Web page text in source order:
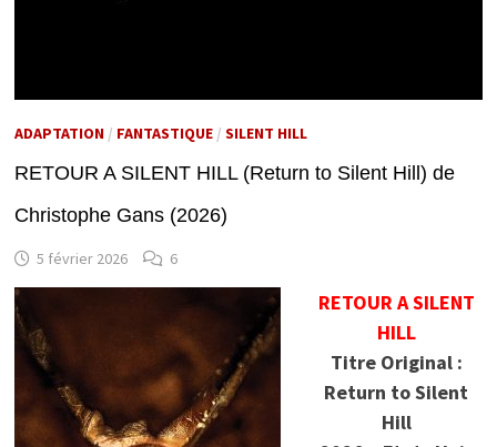
ADAPTATION/ FANTASTIQUE/ SILENT HILL
RETOUR A SILENT HILL (Return to Silent Hill) de
Christophe Gans (2026)
5 février 2026 6
RETOUR A SILENT
HILL
Titre Original :
Return to Silent
Hill